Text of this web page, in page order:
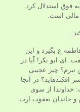
فوق استدلال كرد.
مالی است.
ع بگیرد و اين
اى ابو بكر! آيا در
نبرم؟ چيز عجيبى
افكنده‏ايد؟ در آنجا
خداوندا از سوى
خاندان يعقوب ارث